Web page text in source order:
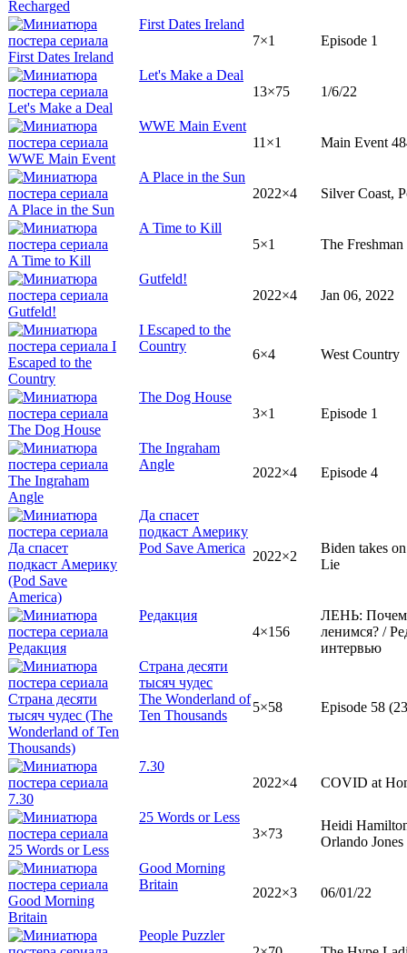
First Dates Ireland
7×1
Episode 1
Let's Make a Deal
13×75
1/6/22
WWE Main Event
11×1
Main Event
A Place in the Sun
2022×4
Silver Coast,
A Time to Kill
5×1
The Freshman
Gutfeld!
2022×4
Jan 06, 2022
I Escaped to the
Country
6×4 West Country
The Dog House
3×1
Episode 1
The Ingraham
Angle
2022×4 Episode 4
Да спасет
подкаст Америку
Pod Save America
2022×2
Biden takes
Lie
Редакция
4×156
ЛЕНЬ:
ленимся? /
интервью
Страна десяти
тысяч чудес
The Wonderland of
Ten Thousands
5×58 Episode 58
7.30
2022×4
COVID at
25 Words or Less
3×73
Heidi
Orlando Jones
Good Morning
Britain
2022×3 06/01/22
People Puzzler